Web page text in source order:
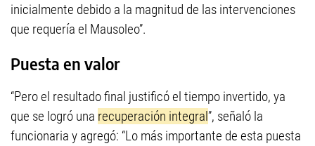
inicialmente debido a la magnitud de las intervenciones
que requería el Mausoleo”.
Puesta en valor
“Pero el resultado final justificó el tiempo invertido, ya
que se logró una recuperación integral”, señaló la
funcionaria y agregó: “Lo más importante de esta puesta